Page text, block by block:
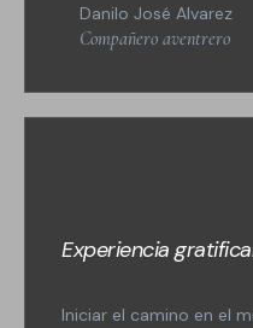
Danilo José Alvarez
Compañero aventrero
Experiencia
Iniciar el camino en el